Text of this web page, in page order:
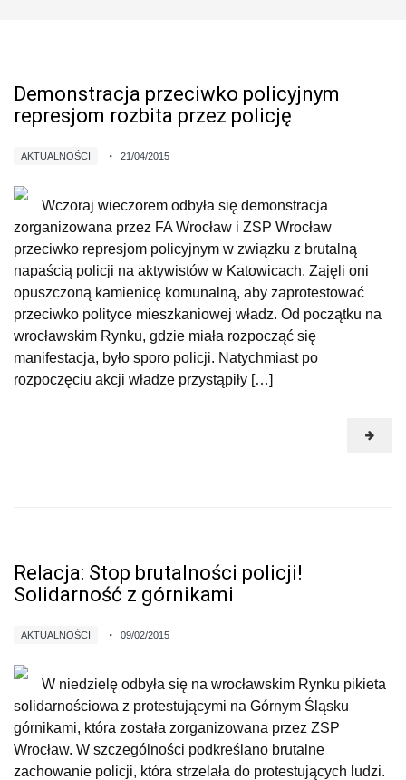
Demonstracja przeciwko policyjnym
represjom rozbita przez policję
AKTUALNOŚCI 21/04/2015
Wczoraj wieczorem odbyła się demonstracja
zorganizowana przez FA Wrocław i ZSP Wrocław
przeciwko represjom policyjnym w związku z brutalną
napaścią policji na aktywistów w Katowicach. Zajęli oni
opuszczoną kamienicę komunalną, aby zaprotestować
przeciwko polityce mieszkaniowej władz. Od początku na
wrocławskim Rynku, gdzie miała rozpocząć się
manifestacja, było sporo policji. Natychmiast po
rozpoczęciu akcji władze przystąpiły […]
Relacja: Stop brutalności policji!
Solidarność z górnikami
AKTUALNOŚCI 09/02/2015
W niedzielę odbyła się na wrocławskim Rynku pikieta
solidarnościowa z protestującymi na Górnym Śląsku
górnikami, która została zorganizowana przez ZSP
Wrocław. W szczególności podkreślano brutalne
zachowanie policji, która strzelała do protestujących ludzi.